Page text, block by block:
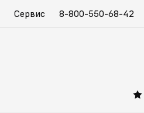
Сервис 8-800-550-68-42